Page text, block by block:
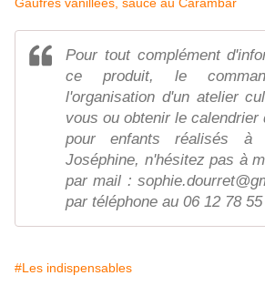
Pour tout complément
ce produit, le
l'organisation d'un atelier
vous ou obtenir le calendrier
pour enfants réalisés à
Joséphine, n'hésitez pas à
par mail :
par téléphone au 06 12 78
#Les indispensables